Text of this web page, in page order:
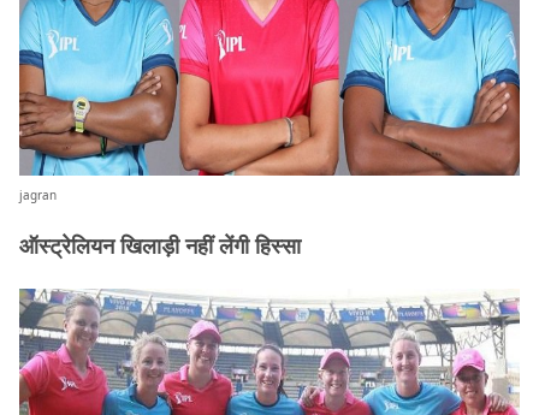
jagran
ऑस्ट्रेलियन खिलाड़ी नहीं लेंगी हिस्सा